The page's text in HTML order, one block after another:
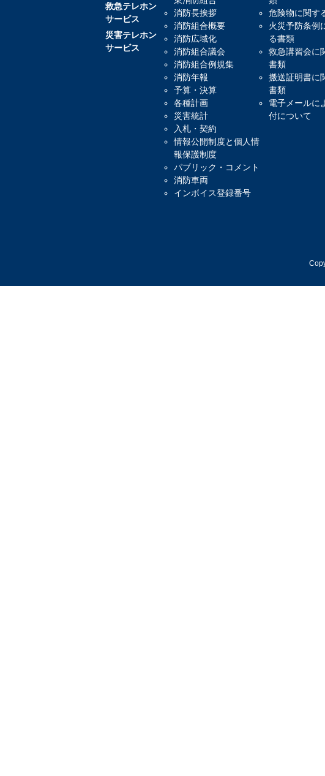
救急テレホン
サービス
災害テレホン
サービス
消防長挨拶
消防組合概要
消防広域化
消防組合議会
消防組合例規集
消防年報
予算・決算
各種計画
災害統計
入札・契約
情報公開制度と個人情
報保護制度
パブリック・コメント
消防車両
インボイス登録番号
危険物に関す
火災予防条例
る書類
救急講習会に
書類
搬送証明書に
書類
電子メールに
付について